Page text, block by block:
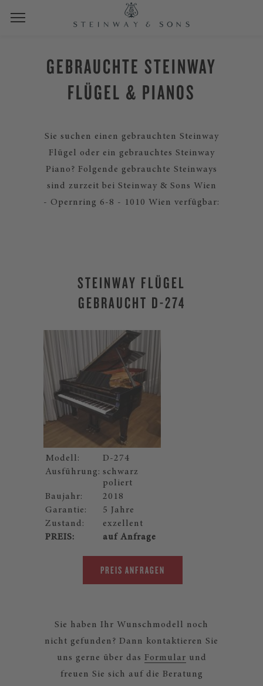
GEBRAUCHTE STEINWAY
FLÜGEL & PIANOS
Sie suchen einen gebrauchten Steinway
Flügel oder ein gebrauchtes Steinway
Piano? Folgende gebrauchte Steinways
sind zurzeit bei Steinway & Sons Wien
- Opernring 6-8 - 1010 Wien verfügbar:
STEINWAY FLÜGEL
GEBRAUCHT D-274
Modell:
D-274
Ausführung: schwarz
poliert
Baujahr:
2018
Garantie:
5 Jahre
Zustand:
exzellent
PREIS:
auf Anfrage
PREIS ANFRAGEN
Sie haben Ihr Wunschmodell noch
nicht gefunden? Dann kontaktieren Sie
uns gerne über das Formular und
freuen Sie sich auf die Beratung